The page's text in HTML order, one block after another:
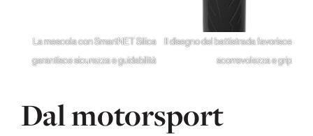
La mescola con SmartNET Silica
garantisce sicurezza e guidabilità
Il disegno del battistrada favorisce
scorrevolezza e grip
Dal motorsport